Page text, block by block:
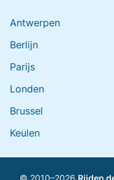
Antwerpen
Berlijn
Parijs
Londen
Brussel
Keulen
© 2010–2026 Rijden